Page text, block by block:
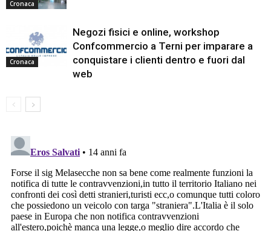
Cronaca
Cronaca
Negozi fisici e online, workshop
Confcommercio a Terni per imparare a
conquistare i clienti dentro e fuori dal
web